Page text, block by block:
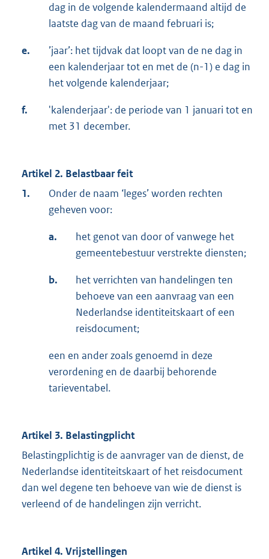
dag in de volgende kalendermaand altijd de
laatste dag van de maand februari is;
e.
’jaar’: het tijdvak dat loopt van de ne dag in
een kalenderjaar tot en met de (n-1) e dag in
het volgende kalenderjaar;
f.
'kalenderjaar': de periode van 1 januari tot en
met 31 december.
Artikel 2. Belastbaar feit
1.
Onder de naam ‘leges’ worden rechten
geheven voor:
a.
het genot van door of vanwege het
gemeentebestuur verstrekte diensten;
b.
het verrichten van handelingen ten
behoeve van een aanvraag van een
Nederlandse identiteitskaart of een
reisdocument;
een en ander zoals genoemd in deze
verordening en de daarbij behorende
tarieventabel.
Artikel 3. Belastingplicht
Belastingplichtig is de aanvrager van de dienst, de
Nederlandse identiteitskaart of het reisdocument
dan wel degene ten behoeve van wie de dienst is
verleend of de handelingen zijn verricht.
Artikel 4. Vrijstellingen